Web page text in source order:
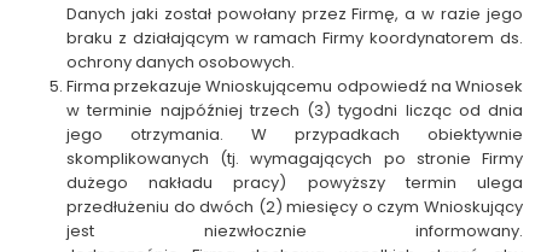
Danych jaki został powołany przez Firmę, a w razie jego
braku z działającym w ramach Firmy koordynatorem ds.
ochrony danych osobowych.
Firma przekazuje Wnioskującemu odpowiedź na Wniosek
w terminie najpóźniej trzech (3) tygodni licząc od dnia
jego otrzymania. W przypadkach obiektywnie
skomplikowanych (tj. wymagających po stronie Firmy
dużego nakładu pracy) powyższy termin ulega
przedłużeniu do dwóch (2) miesięcy o czym Wnioskujący
jest niezwłocznie informowany.